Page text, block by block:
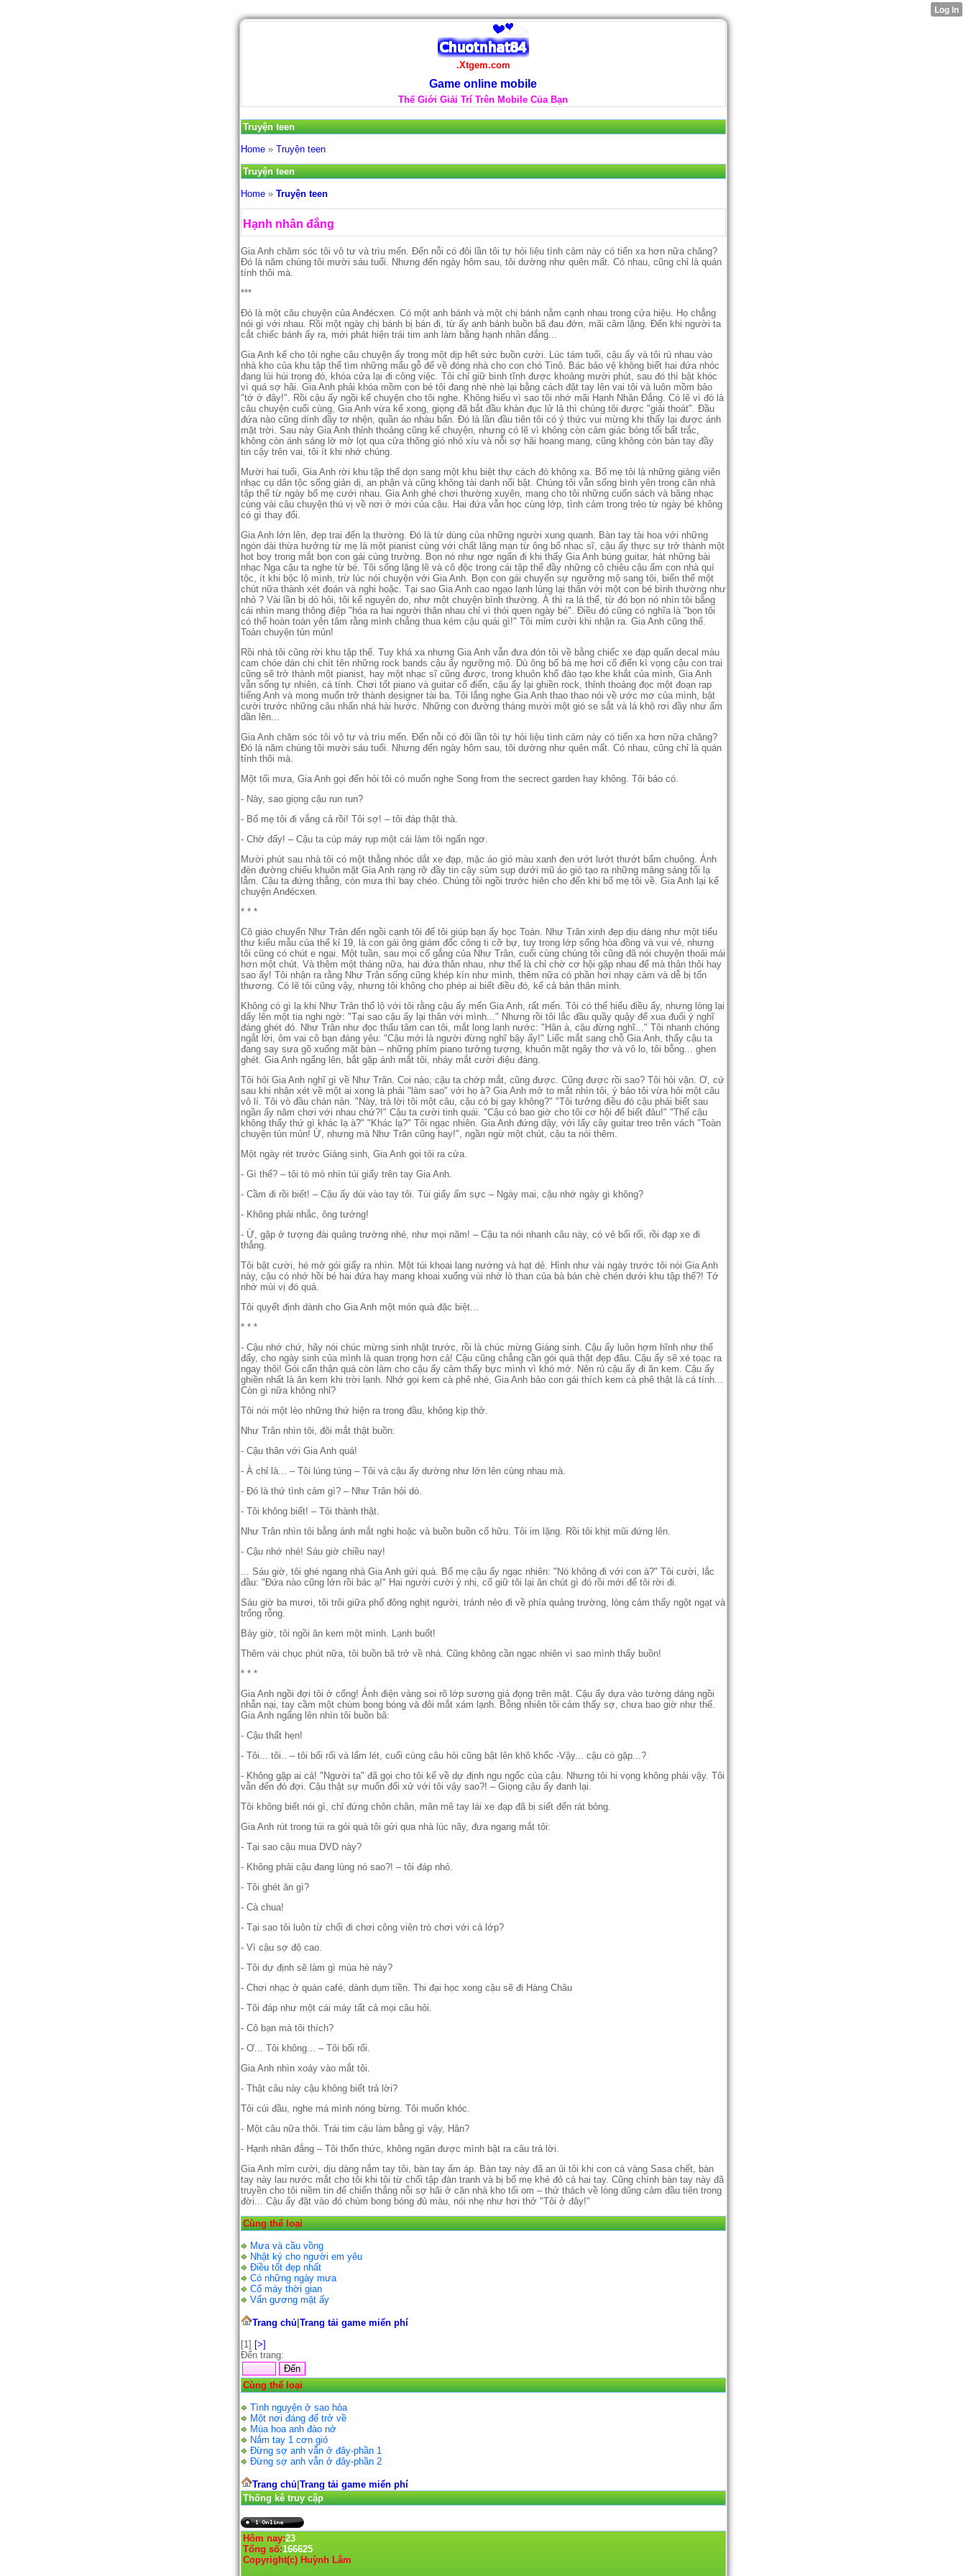
.Xtgem.com
Game online mobile
Thế Giới Giải Trí Trên Mobile Của Bạn
Truyện teen
Home » Truyện teen
Truyện teen
Home » Truyện teen
Hạnh nhân đắng
Gia Anh chăm sóc tôi vô tư và trìu mến. Đến nỗi có đôi lần tôi tự hỏi liệu tình cảm này có tiến xa hơn nữa chăng?
Đó là năm chúng tôi mười sáu tuổi. Nhưng đến ngày hôm sau, tôi dường như quên mất. Có nhau, cũng chỉ là quán
tính thôi mà.
***
Đó là một câu chuyện của Anđécxen. Có một anh bánh và một chị bánh nằm cạnh nhau trong cửa hiệu. Họ chẳng
nói gì với nhau. Rồi một ngày chị bánh bị bán đi, từ ấy anh bánh buồn bã đau đớn, mãi câm lặng. Đến khi người ta
cắt chiếc bánh ấy ra, mới phát hiện trái tim anh làm bằng hạnh nhân đắng...
Gia Anh kể cho tôi nghe câu chuyện ấy trong một dịp hết sức buồn cười. Lúc tám tuổi, cậu ấy và tôi rủ nhau vào
nhà kho của khu tập thể tìm những mẩu gỗ để về đóng nhà cho con chó Tinô. Bác bảo vệ không biết hai đứa nhóc
đang lúi húi trong đó, khóa cửa lại đi công việc. Tôi chỉ giữ bình tĩnh được khoảng mười phút, sau đó thì bật khóc
vì quá sợ hãi. Gia Anh phải khóa mồm con bé tôi đang nhè nhè lại bằng cách đặt tay lên vai tôi và luôn mồm bảo
"tớ ở đây!". Rồi cậu ấy ngồi kể chuyện cho tôi nghe. Không hiểu vì sao tôi nhớ mãi Hạnh Nhân Đắng. Có lẽ vì đó là
câu chuyện cuối cùng, Gia Anh vừa kể xong, giọng đã bắt đầu khàn đục lử lả thì chúng tôi được "giải thoát". Đầu
đứa nào cũng dính đầy tơ nhện, quần áo nhàu bẩn. Đó là lần đầu tiên tôi có ý thức vui mừng khi thấy lại được ánh
mặt trời. Sau này Gia Anh thỉnh thoảng cũng kể chuyện, nhưng có lẽ vì không còn cảm giác bóng tối bất trắc,
không còn ánh sáng lờ mờ lọt qua cửa thông gió nhỏ xíu và nỗi sợ hãi hoang mang, cũng không còn bàn tay đầy
tin cậy trên vai, tôi ít khi nhớ chúng.
Mười hai tuổi, Gia Anh rời khu tập thể dọn sang một khu biệt thự cách đó không xa. Bố mẹ tôi là những giảng viên
nhạc cụ dân tộc sống giản dị, an phận và cũng không tài danh nổi bật. Chúng tôi vẫn sống bình yên trong căn nhà
tập thể từ ngày bố mẹ cưới nhau. Gia Anh ghé chơi thường xuyên, mang cho tôi những cuốn sách và băng nhạc
cùng vài câu chuyện thú vị về nơi ở mới của cậu. Hai đứa vẫn học cùng lớp, tình cảm trong trẻo từ ngày bé không
có gì thay đổi.
Gia Anh lớn lên, đẹp trai đến lạ thường. Đó là từ dùng của những người xung quanh. Bàn tay tài hoa với những
ngón dài thừa hưởng từ mẹ là một pianist cùng với chất lãng mạn từ ông bố nhạc sĩ, cậu ấy thực sự trở thành một
hot boy trong mắt bọn con gái cùng trường. Bọn nó như ngơ ngẩn đi khi thấy Gia Anh búng guitar, hát những bài
nhạc Nga cậu ta nghe từ bé. Tôi sống lặng lẽ và cô độc trong cái tập thể đầy những cô chiêu cậu ấm con nhà quí
tộc, ít khi bộc lộ mình, trừ lúc nói chuyện với Gia Anh. Bọn con gái chuyển sự ngưỡng mộ sang tôi, biến thể một
chút nữa thành xét đoán và nghi hoặc. Tại sao Gia Anh cao ngạo lạnh lùng lại thân với một con bé bình thường như
nhỏ ? Vài lần bị dò hỏi, tôi kể nguyên do, như một chuyện bình thường. À thì ra là thế, từ đó bọn nó nhìn tôi bằng
cái nhìn mang thông điệp "hóa ra hai người thân nhau chỉ vì thói quen ngày bé". Điều đó cũng có nghĩa là "bọn tôi
có thể hoàn toàn yên tâm rằng mình chẳng thua kém cậu quái gì!" Tôi mỉm cười khi nhận ra. Gia Anh cũng thế.
Toàn chuyện tủn mủn!
Rồi nhà tôi cũng rời khu tập thể. Tuy khá xa nhưng Gia Anh vẫn đưa đón tôi về bằng chiếc xe đạp quấn decal màu
cam chóe dán chi chít tên những rock bands cậu ấy ngưỡng mộ. Dù ông bố bà mẹ hơi cổ điển kì vọng cậu con trai
cũng sẽ trở thành một pianist, hay một nhạc sĩ cũng được, trong khuôn khổ đào tạo khe khắt của mình, Gia Anh
vẫn sống tự nhiên, cá tính. Chơi tốt piano và guitar cổ điển, cậu ấy lại ghiền rock, thỉnh thoảng đọc một đoạn rap
tiếng Anh và mong muốn trở thành designer tài ba. Tôi lắng nghe Gia Anh thao thao nói về ước mơ của mình, bật
cười trước những câu nhấn nhá hài hước. Những con đường tháng mười một gió se sắt và lá khô rơi đầy như ấm
dần lên...
Gia Anh chăm sóc tôi vô tư và trìu mến. Đến nỗi có đôi lần tôi tự hỏi liệu tình cảm này có tiến xa hơn nữa chăng?
Đó là năm chúng tôi mười sáu tuổi. Nhưng đến ngày hôm sau, tôi dường như quên mất. Có nhau, cũng chỉ là quán
tính thôi mà.
Một tối mưa, Gia Anh gọi đến hỏi tôi có muốn nghe Song from the secrect garden hay không. Tôi bảo có.
- Này, sao giọng cậu run run?
- Bố mẹ tôi đi vắng cả rồi! Tôi sợ! – tôi đáp thật thà.
- Chờ đấy! – Cậu ta cúp máy rụp một cái làm tôi ngẩn ngơ.
Mười phút sau nhà tôi có một thằng nhóc dắt xe đạp, mặc áo gió màu xanh đen ướt lướt thướt bấm chuông. Ánh
đèn đường chiếu khuôn mặt Gia Anh rạng rỡ đầy tin cậy sùm sụp dưới mũ áo gió tạo ra những mảng sáng tối lạ
lẫm. Cậu ta đứng thẳng, còn mưa thì bay chéo. Chúng tôi ngồi trước hiên cho đến khi bố mẹ tôi về. Gia Anh lại kể
chuyện Anđécxen.
* * *
Cô giáo chuyển Như Trân đến ngồi cạnh tôi để tôi giúp bạn ấy học Toán. Như Trân xinh đẹp dịu dàng như một tiểu
thư kiểu mẫu của thế kỉ 19, là con gái ông giám đốc công ti cỡ bự, tuy trong lớp sống hòa đồng và vui vẻ, nhưng
tôi cũng có chút e ngại. Một tuần, sau mọi cố gắng của Như Trân, cuối cùng chúng tôi cũng đã nói chuyện thoải mái
hơn một chút. Và thêm một tháng nữa, hai đứa thân nhau, như thể là chỉ chờ cơ hội gặp nhau để mà thân thôi hay
sao ấy! Tôi nhận ra rằng Như Trân sống cũng khép kín như mình, thêm nữa có phần hơi nhạy cảm và dễ bị tổn
thương. Có lẽ tôi cũng vậy, nhưng tôi không cho phép ai biết điều đó, kể cả bản thân mình.
Không có gì lạ khi Như Trân thổ lộ với tôi rằng cậu ấy mến Gia Anh, rất mến. Tôi có thể hiểu điều ấy, nhưng lòng lại
dấy lên một tia nghi ngờ: "Tại sao cậu ấy lại thân với mình..." Nhưng rồi tôi lắc đầu quầy quậy để xua đuổi ý nghĩ
đáng ghét đó. Như Trân như đọc thấu tâm can tôi, mắt long lanh nước: "Hân à, cậu đừng nghĩ..." Tôi nhanh chóng
ngắt lời, ôm vai cô bạn đáng yêu: "Cậu mới là người đừng nghĩ bậy ấy!" Liếc mắt sang chỗ Gia Anh, thấy cậu ta
đang say sưa gõ xuống mặt bàn – những phím piano tưởng tượng, khuôn mặt ngây thơ và vô lo, tôi bỗng... ghen
ghét. Gia Anh ngẩng lên, bắt gặp ánh mắt tôi, nháy mắt cười điệu đàng.
Tôi hỏi Gia Anh nghĩ gì về Như Trân. Coi nào, cậu ta chớp mắt, cũng được. Cũng được rồi sao? Tôi hỏi vặn. Ơ, cứ
sau khi nhận xét về một ai xong là phải "làm sao" với họ à? Gia Anh mở to mắt nhìn tôi, ý bảo tôi vừa hỏi một câu
vô lí. Tôi vò đầu chán nản. "Này, trả lời tôi một câu, cậu có bị gay không?" "Tôi tưởng điều đó cậu phải biết sau
ngần ấy năm chơi với nhau chứ?!" Cậu ta cười tinh quái. "Cậu có bao giờ cho tôi cơ hội để biết đâu!" "Thế cậu
không thấy thứ gì khác lạ à?" "Khác lạ?" Tôi ngạc nhiên. Gia Anh đứng dậy, với lấy cây guitar treo trên vách "Toàn
chuyện tủn mủn! Ừ, nhưng mà Như Trân cũng hay!", ngần ngừ một chút, cậu ta nói thêm.
Một ngày rét trước Giáng sinh, Gia Anh gọi tôi ra cửa.
- Gì thế? – tôi tò mò nhìn túi giấy trên tay Gia Anh.
- Cầm đi rồi biết! – Cậu ấy dúi vào tay tôi. Túi giấy ấm sực – Ngày mai, cậu nhớ ngày gì không?
- Không phải nhắc, ông tướng!
- Ừ, gặp ở tượng đài quảng trường nhé, như mọi năm! – Cậu ta nói nhanh câu này, có vẻ bối rối, rồi đạp xe đi
thẳng.
Tôi bật cười, hé mở gói giấy ra nhìn. Một túi khoai lang nướng và hạt dẻ. Hình như vài ngày trước tôi nói Gia Anh
này, cậu có nhớ hồi bé hai đứa hay mang khoai xuống vùi nhờ lò than của bà bán chè chén dưới khu tập thể?! Tớ
nhớ mùi vị đó quá.
Tôi quyết định dành cho Gia Anh một món quà đặc biệt...
* * *
- Cậu nhớ chứ, hãy nói chúc mừng sinh nhật trước, rồi là chúc mừng Giáng sinh. Cậu ấy luôn hợm hĩnh như thế
đấy, cho ngày sinh của mình là quan trọng hơn cả! Cậu cũng chẳng cần gói quà thật đẹp đâu. Cậu ấy sẽ xé toạc ra
ngay thôi! Gói cẩn thận quá còn làm cho cậu ấy cảm thấy bực mình vì khó mở. Nên rủ cậu ấy đi ăn kem. Cậu ấy
ghiền nhất là ăn kem khi trời lạnh. Nhớ gọi kem cà phê nhé, Gia Anh bảo con gái thích kem cà phê thật là cá tính...
Còn gì nữa không nhỉ?
Tôi nói một lèo những thứ hiện ra trong đầu, không kịp thở.
Như Trân nhìn tôi, đôi mắt thật buồn:
- Cậu thân với Gia Anh quá!
- À chỉ là... – Tôi lúng túng – Tôi và cậu ấy dường như lớn lên cùng nhau mà.
- Đó là thứ tình cảm gì? – Như Trân hỏi dò.
- Tôi không biết! – Tôi thành thật.
Như Trân nhìn tôi bằng ánh mắt nghi hoặc và buồn buồn cố hữu. Tôi im lặng. Rồi tôi khịt mũi đứng lên.
- Cậu nhớ nhé! Sáu giờ chiều nay!
... Sáu giờ, tôi ghé ngang nhà Gia Anh gửi quà. Bố mẹ cậu ấy ngạc nhiên: "Nó không đi với con à?" Tôi cười, lắc
đầu: "Đứa nào cũng lớn rồi bác ạ!" Hai người cười ý nhị, cố giữ tôi lại ăn chút gì đó rồi mới để tôi rời đi.
Sáu giờ ba mươi, tôi trôi giữa phố đông nghịt người, tránh nẻo đi về phía quảng trường, lòng cảm thấy ngột ngạt và
trống rỗng.
Bảy giờ, tôi ngồi ăn kem một mình. Lạnh buốt!
Thêm vài chục phút nữa, tôi buồn bã trở về nhà. Cũng không cần ngạc nhiên vì sao mình thấy buồn!
* * *
Gia Anh ngồi đợi tôi ở cổng! Ánh điện vàng soi rõ lớp sương giá đọng trên mặt. Cậu ấy dựa vào tường dáng ngồi
nhẫn nại, tay cầm một chùm bong bóng và đôi mắt xám lạnh. Bỗng nhiên tôi cảm thấy sợ, chưa bao giờ như thế.
Gia Anh ngẩng lên nhìn tôi buồn bã:
- Cậu thất hẹn!
- Tôi... tôi.. – tôi bối rối và lấm lét, cuối cùng câu hỏi cũng bật lên khô khốc -Vậy... cậu có gặp...?
- Không gặp ai cả! "Người ta" đã gọi cho tôi kể về dự định ngu ngốc của cậu. Nhưng tôi hi vọng không phải vậy. Tôi
vẫn đến đó đợi. Cậu thật sự muốn đối xử với tôi vậy sao?! – Giọng cậu ấy đanh lại.
Tôi không biết nói gì, chỉ đứng chôn chân, mân mê tay lái xe đạp đã bị siết đến rát bỏng.
Gia Anh rút trong túi ra gói quà tôi gửi qua nhà lúc nãy, đưa ngang mắt tôi:
- Tại sao cậu mua DVD này?
- Không phải cậu đang lùng nó sao?! – tôi đáp nhỏ.
- Tôi ghét ăn gì?
- Cà chua!
- Tại sao tôi luôn từ chối đi chơi công viên trò chơi với cả lớp?
- Vì cậu sợ độ cao.
- Tôi dự định sẽ làm gì mùa hè này?
- Chơi nhạc ở quán café, dành dụm tiền. Thi đại học xong cậu sẽ đi Hàng Châu
- Tôi đáp như một cái máy tất cả mọi câu hỏi.
- Cô bạn mà tôi thích?
- Ơ... Tôi không... – Tôi bối rối.
Gia Anh nhìn xoáy vào mắt tôi.
- Thật câu này cậu không biết trả lời?
Tôi cúi đầu, nghe má mình nóng bừng. Tôi muốn khóc.
- Một câu nữa thôi. Trái tim cậu làm bằng gì vậy, Hân?
- Hạnh nhân đắng – Tôi thổn thức, không ngăn được mình bật ra câu trả lời.
Gia Anh mỉm cười, dịu dàng nắm tay tôi, bàn tay ấm áp. Bàn tay này đã an ủi tôi khi con cá vàng Sasa chết, bàn
tay này lau nước mắt cho tôi khi tôi từ chối tập đàn tranh và bị bố mẹ khẻ đỏ cả hai tay. Cũng chính bàn tay này đã
truyền cho tôi niềm tin để chiến thắng nỗi sợ hãi ở căn nhà kho tối om – thử thách về lòng dũng cảm đầu tiên trong
đời... Cậu ấy đặt vào đó chùm bong bóng đủ màu, nói nhẹ như hơi thở "Tôi ở đây!"
Cùng thể loại
Mưa và cầu vồng
Nhật ký cho người em yêu
Điều tốt đẹp nhất
Có những ngày mưa
Cổ máy thời gian
Vẩn gương mặt ấy
Trang chủ Trang tải game miển phí
[1] [>]
Đến trang:
Cùng thể loại
Tình nguyện ở sao hỏa
Một nơi đáng để trở về
Mùa hoa anh đào nở
Nắm tay 1 cơn gió
Đừng sợ anh vẫn ở đây-phần 1
Đừng sợ anh vẫn ở đây-phần 2
Trang chủ Trang tải game miển phí
Thống kê truy cập
Hôm nay:23
Tổng số:166625
Copyright(c) Huỳnh Lâm